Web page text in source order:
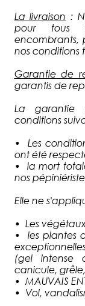
La livraison :
pour tous
encombrants,
nos conditions
Garantie de
garantis de
La garantie
conditions
• Les
ont été
• la mort
nos
Elle ne
• Les
• les plantes
(gel intense
canicule,
• MAUVAIS
• Vol,